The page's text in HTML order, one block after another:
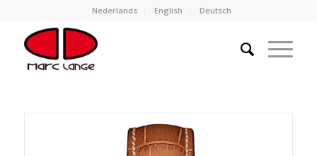
Nederlands English Deutsch